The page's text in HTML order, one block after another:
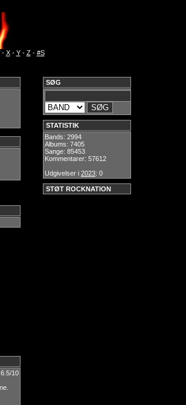
- X- Y- Z- #S
SØG
STATISTIK
Bands: 2994
Albums: 7405
Sange: 85453
Kommentarer: 57612
Udgivelser i 2023: 0
STØT ROCKNATION
10